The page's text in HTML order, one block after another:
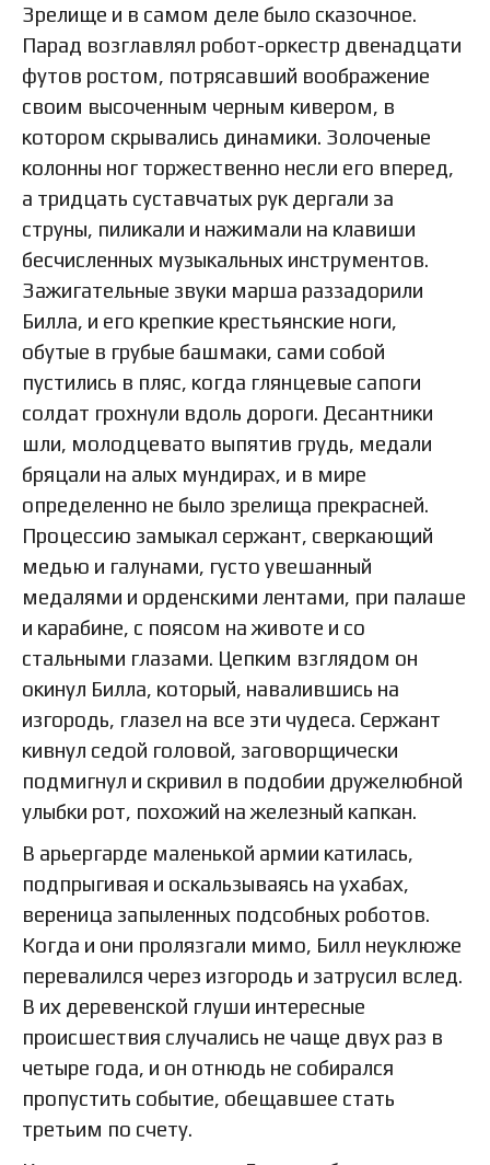
Зрелище и в самом деле было сказочное.
Парад возглавлял робот-оркестр двенадцати
футов ростом, потрясавший воображение
своим высоченным черным кивером, в
котором скрывались динамики. Золоченые
колонны ног торжественно несли его вперед,
а тридцать суставчатых рук дергали за
струны, пиликали и нажимали на клавиши
бесчисленных музыкальных инструментов.
Зажигательные звуки марша раззадорили
Билла, и его крепкие крестьянские ноги,
обутые в грубые башмаки, сами собой
пустились в пляс, когда глянцевые сапоги
солдат грохнули вдоль дороги. Десантники
шли, молодцевато выпятив грудь, медали
бряцали на алых мундирах, и в мире
определенно не было зрелища прекрасней.
Процессию замыкал сержант, сверкающий
медью и галунами, густо увешанный
медалями и орденскими лентами, при палаше
и карабине, с поясом на животе и со
стальными глазами. Цепким взглядом он
окинул Билла, который, навалившись на
изгородь, глазел на все эти чудеса. Сержант
кивнул седой головой, заговорщически
подмигнул и скривил в подобии дружелюбной
улыбки рот, похожий на железный капкан.
В арьергарде маленькой армии катилась,
подпрыгивая и оскальзываясь на ухабах,
вереница запыленных подсобных роботов.
Когда и они пролязгали мимо, Билл неуклюже
перевалился через изгородь и затрусил вслед.
В их деревенской глуши интересные
происшествия случались не чаще двух раз в
четыре года, и он отнюдь не собирался
пропустить событие, обещавшее стать
третьим по счету.